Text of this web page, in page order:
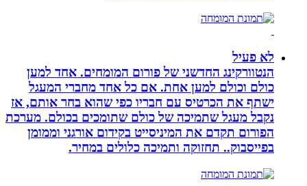
לא פעיל
הנטוורקינג החדשני של פורום המומחים. אחד למען
כולם וכולם למען אחת. אם כל אחד מחברי המעגל
ישתף את הכרטיס עם חבריו כפי שהוא בחר אותם, אז
נקבל מעגל שתמיכה של כולם שתומכים בכולם. מערכת
הפורום תקדם את המיניסייט בקידום אורגני וממומן
בפייסבוק.. תחזוקה ותמיכה כלולים במחיר.